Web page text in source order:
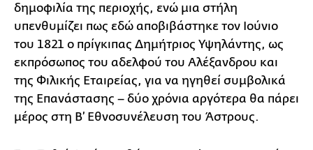
δημοφιλία της περιοχής, ενώ μια στήλη
υπενθυμίζει πως εδώ αποβιβάστηκε τον Ιούνιο
του 1821 ο πρίγκιπας Δημήτριος Υψηλάντης, ως
εκπρόσωπος του αδελφού του Αλέξανδρου και
της Φιλικής Εταιρείας, για να ηγηθεί συμβολικά
της Επανάστασης – δύο χρόνια αργότερα θα πάρει
μέρος στη Β’ Εθνοσυνέλευση του Άστρους.